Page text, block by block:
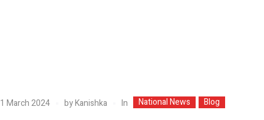
1 March 2024 byKanishka In National News Blog